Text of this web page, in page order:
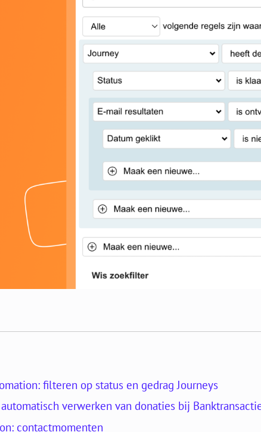
filteren op status en gedrag Journeys
verwerken van donaties bij
contactmomenten